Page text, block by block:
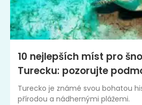
10 nejlepších míst pro
Turecku: pozorujte
Turecko je známé svou bohatou
přírodou a nádhernými plážemi.